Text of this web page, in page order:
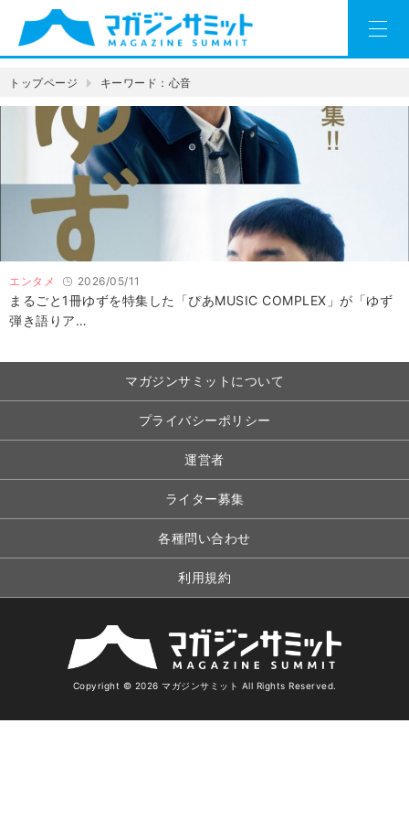
トップページ キーワード：心音
エンタメ 2026/05/11
まるごと1冊ゆずを特集した「ぴあMUSIC COMPLEX」が「ゆず
弾き語りア…
マガジンサミットについて
プライバシーポリシー
運営者
ライター募集
各種問い合わせ
利用規約
Copyright © 2026 マガジンサミット All Rights Reserved.